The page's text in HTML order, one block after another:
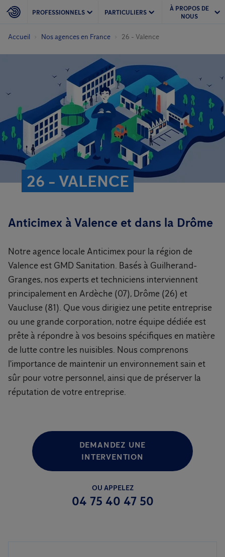
PROFESSIONNELS PARTICULIERS
À PROPOS DE
NOUS
Accueil Nos agences en France 26 - Valence
26 - VALENCE
Anticimex à Valence et dans la Drôme
Notre agence locale Anticimex pour la région de
Valence est GMD Sanitation. Basés à Guilherand-
Granges, nos experts et techniciens interviennent
principalement en Ardèche (07), Drôme (26) et
Vaucluse (81). Que vous dirigiez une petite entreprise
ou une grande corporation, notre équipe dédiée est
prête à répondre à vos besoins spécifiques en matière
de lutte contre les nuisibles. Nous comprenons
l'importance de maintenir un environnement sain et
sûr pour votre personnel, ainsi que de préserver la
réputation de votre entreprise.
DEMANDEZ UNE
INTERVENTION
OU APPELEZ
04 75 40 47 50